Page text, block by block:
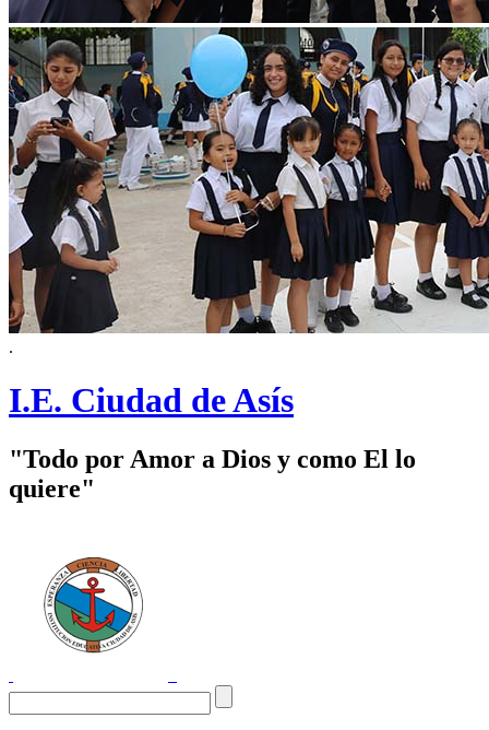
.
I.E. Ciudad de Asís
"Todo por Amor a Dios y como El lo
quiere"